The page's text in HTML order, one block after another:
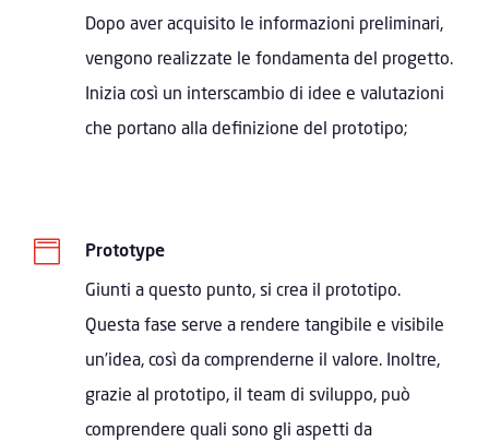
Dopo aver acquisito le informazioni preliminari,
vengono realizzate le fondamenta del progetto.
Inizia così un interscambio di idee e valutazioni
che portano alla definizione del prototipo;

Prototype
Giunti a questo punto, si crea il prototipo.
Questa fase serve a rendere tangibile e visibile
un’idea, così da comprenderne il valore. Inoltre,
grazie al prototipo, il team di sviluppo, può
comprendere quali sono gli aspetti da